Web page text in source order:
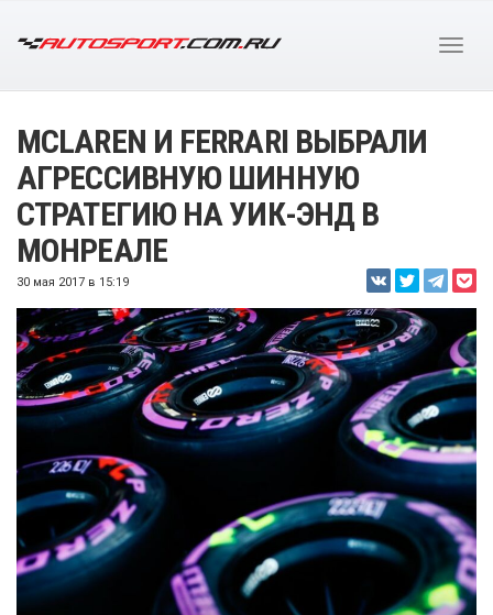
MCLAREN И FERRARI ВЫБРАЛИ
АГРЕССИВНУЮ ШИННУЮ
СТРАТЕГИЮ НА УИК-ЭНД В
МОНРЕАЛЕ
30 мая 2017 в 15:19